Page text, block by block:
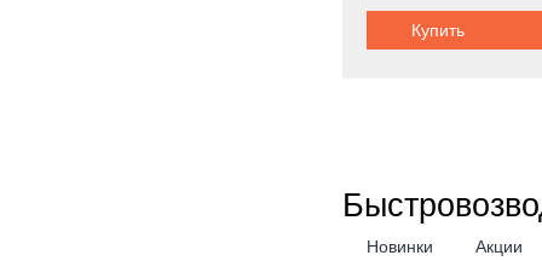
Купить
Новинки Акции